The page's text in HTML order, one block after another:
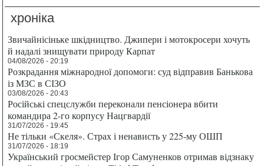
хроніка
Звичайнісіньке шкідництво. Джипери і мотокросери хочуть
й надалі знищувати природу Карпат
04/08/2026 - 20:19
Розкрадання міжнародної допомоги: суд відправив Банькова
із МЗС в СІЗО
03/08/2026 - 20:43
Російські спецслужби переконали пенсіонера вбити
командира 2-го корпусу Нацгвардії
31/07/2026 - 19:45
Не тільки «Скеля». Страх і ненависть у 225-му ОШП
31/07/2026 - 18:19
Український гросмейстер Ігор Самуненков отримав відзнаку